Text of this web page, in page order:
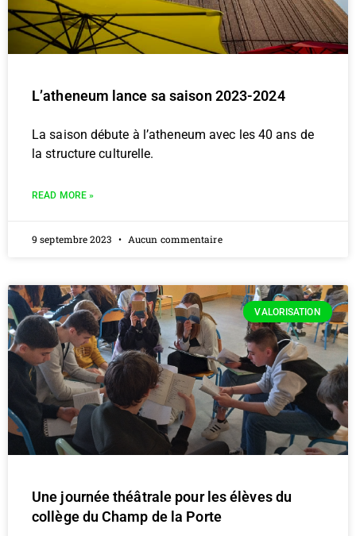
L’atheneum lance sa saison 2023-2024
La saison débute à l’atheneum avec les 40 ans de
la structure culturelle.
READ MORE »
9 septembre 2023 Aucun commentaire
VALORISATION
Une journée théâtrale pour les élèves du
collège du Champ de la Porte